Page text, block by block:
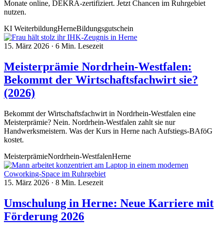
Monate online, DEKRA-zertifiziert. Jetzt Chancen im Ruhrgebiet
nutzen.
KI WeiterbildungHerneBildungsgutschein
15. März 2026 · 6 Min. Lesezeit
Meisterprämie Nordrhein-Westfalen:
Bekommt der Wirtschaftsfachwirt sie?
(2026)
Bekommt der Wirtschaftsfachwirt in Nordrhein-Westfalen eine
Meisterprämie? Nein. Nordrhein-Westfalen zahlt sie nur
Handwerksmeistern. Was der Kurs in Herne nach Aufstiegs-BAföG
kostet.
MeisterprämieNordrhein-WestfalenHerne
15. März 2026 · 8 Min. Lesezeit
Umschulung in Herne: Neue Karriere mit
Förderung 2026